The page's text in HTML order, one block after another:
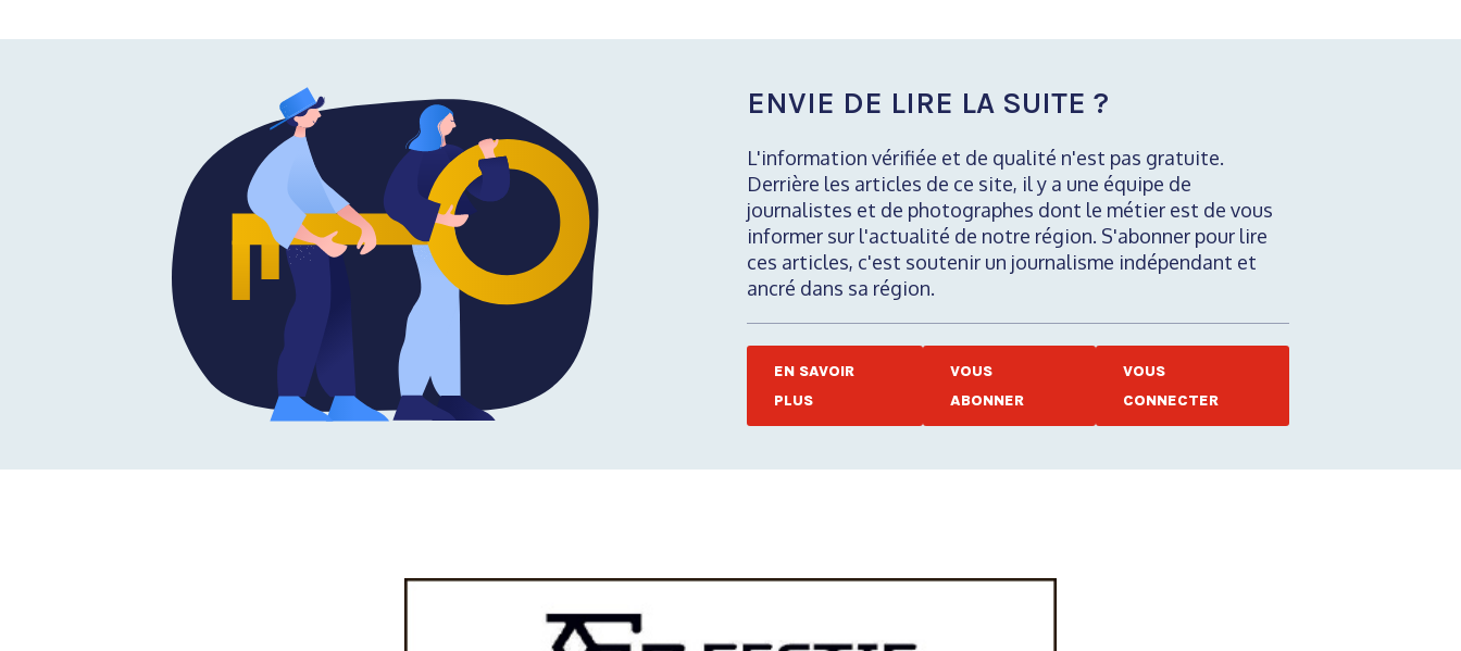
ENVIE DE LIRE LA SUITE ?
L'information vérifiée et de qualité n'est pas gratuite.
Derrière les articles de ce site, il y a une équipe de
journalistes et de photographes dont le métier est de vous
informer sur l'actualité de notre région. S'abonner pour lire
ces articles, c'est soutenir un journalisme indépendant et
ancré dans sa région.
EN SAVOIR
PLUS
VOUS
ABONNER
VOUS
CONNECTER